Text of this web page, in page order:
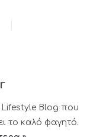
Lifestyle Blog που
το καλό φαγητό.